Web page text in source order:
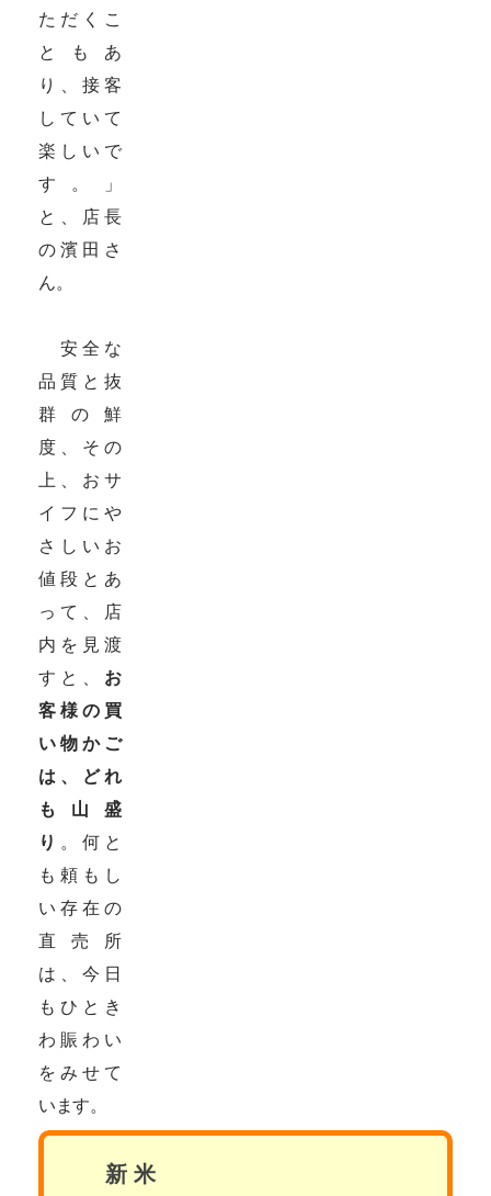
ただくこ
ともあ
り、接客
していて
楽しいで
す。」
と、店長
の濱田さ
ん。
安全な
品質と抜
群の鮮
度、その
上、おサ
イフにや
さしいお
値段とあ
って、店
内を見渡
すと、 お
客様の買
い物かご
は、どれ
も山盛
り 。何と
も頼もし
い存在の
直売所
は、今日
もひとき
わ賑わい
をみせて
います。
新 米